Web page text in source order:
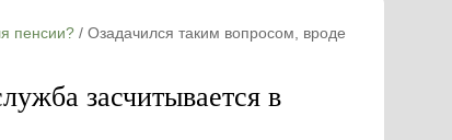
пенсии? / Озадачился таким вопросом, вроде
засчитывается в